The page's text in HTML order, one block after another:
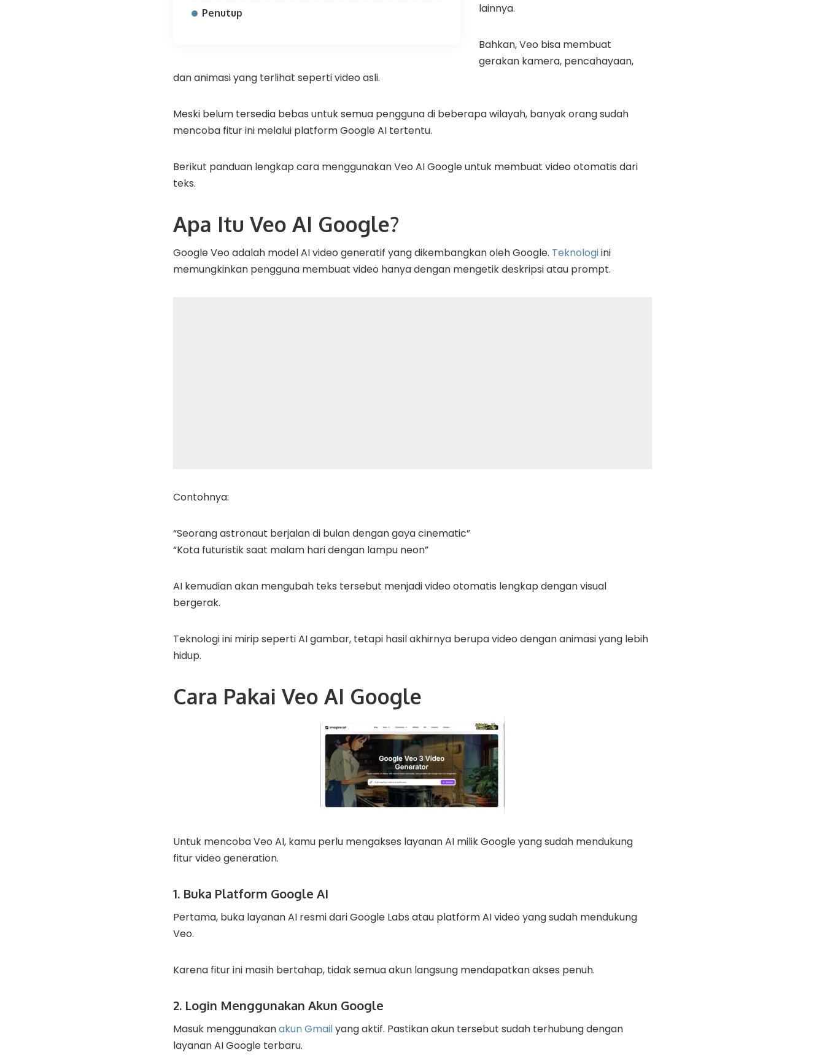
Penutup
lainnya.
Bahkan, Veo bisa membuat
gerakan kamera, pencahayaan,
dan animasi yang terlihat seperti video asli.
Meski belum tersedia bebas untuk semua pengguna di beberapa wilayah, banyak orang sudah
mencoba fitur ini melalui platform Google AI tertentu.
Berikut panduan lengkap cara menggunakan Veo AI Google untuk membuat video otomatis dari
teks.
Apa Itu Veo AI Google?
Google Veo adalah model AI video generatif yang dikembangkan oleh Google. Teknologiini
memungkinkan pengguna membuat video hanya dengan mengetik deskripsi atau prompt.
Contohnya:
“Seorang astronaut berjalan di bulan dengan gaya cinematic”
“Kota futuristik saat malam hari dengan lampu neon”
AI kemudian akan mengubah teks tersebut menjadi video otomatis lengkap dengan visual
bergerak.
Teknologi ini mirip seperti AI gambar, tetapi hasil akhirnya berupa video dengan animasi yang lebih
hidup.
Cara Pakai Veo AI Google
Untuk mencoba Veo AI, kamu perlu mengakses layanan AI milik Google yang sudah mendukung
fitur video generation.
1. Buka Platform Google AI
Pertama, buka layanan AI resmi dari Google Labs atau platform AI video yang sudah mendukung
Veo.
Karena fitur ini masih bertahap, tidak semua akun langsung mendapatkan akses penuh.
2. Login Menggunakan Akun Google
Masuk menggunakanakun Gmailyang aktif. Pastikan akun tersebut sudah terhubung dengan
layanan AI Google terbaru.